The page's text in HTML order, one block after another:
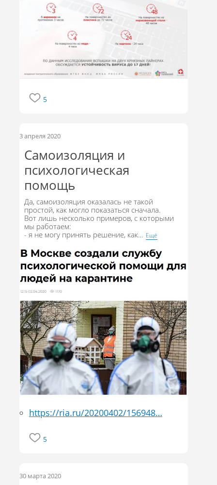
5
3 апреля 2020
Самоизоляция и
психологическая
помощь
Да, самоизоляция оказалась не такой
простой, как могло показаться сначала.
Вот лишь несколько примеров, с которыми
мы работаем:
- я не могу принять решение, как… Eщё
https://ria.ru/20200402/156948…
5
30 марта 2020